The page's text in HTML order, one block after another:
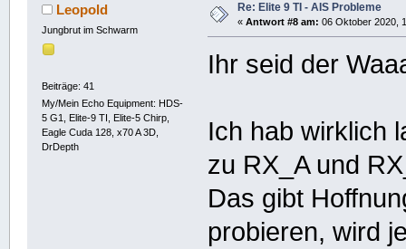
Leopold
Jungbrut im Schwarm
Beiträge: 41
My/Mein Echo Equipment: HDS-
5 G1, Elite-9 TI, Elite-5 Chirp,
Eagle Cuda 128, x70 A 3D,
DrDepth
Re: Elite 9 TI - AIS Probleme
« Antwort #8 am: 06 Oktober 2020,
Ihr seid der
Ich hab wirklich
zu RX_A und
Das gibt
probieren, wird